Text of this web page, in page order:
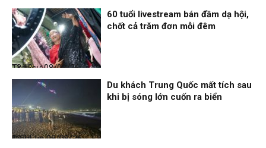
Thời sự
08/08/26, 13:13
60 tuổi livestream bán đầm dạ hội,
chốt cả trăm đơn mỗi đêm
Điểm tin
08/08/26, 13:11
Du khách Trung Quốc mất tích sau
khi bị sóng lớn cuốn ra biển